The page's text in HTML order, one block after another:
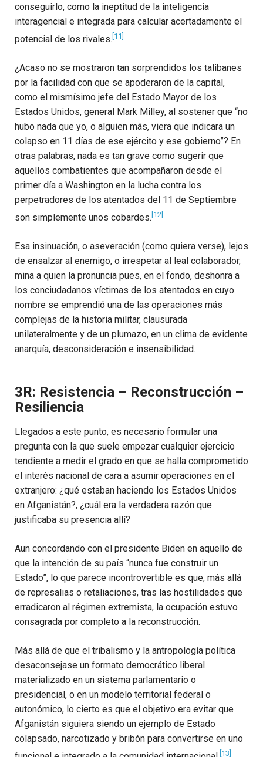
conseguirlo, como la ineptitud de la inteligencia
interagencial e integrada para calcular acertadamente el
potencial de los rivales. [11]
¿Acaso no se mostraron tan sorprendidos los talibanes
por la facilidad con que se apoderaron de la capital,
como el mismísimo jefe del Estado Mayor de los
Estados Unidos, general Mark Milley, al sostener que “no
hubo nada que yo, o alguien más, viera que indicara un
colapso en 11 días de ese ejército y ese gobierno”? En
otras palabras, nada es tan grave como sugerir que
aquellos combatientes que acompañaron desde el
primer día a Washington en la lucha contra los
perpetradores de los atentados del 11 de Septiembre
son simplemente unos cobardes. [12]
Esa insinuación, o aseveración (como quiera verse), lejos
de ensalzar al enemigo, o irrespetar al leal colaborador,
mina a quien la pronuncia pues, en el fondo, deshonra a
los conciudadanos víctimas de los atentados en cuyo
nombre se emprendió una de las operaciones más
complejas de la historia militar, clausurada
unilateralmente y de un plumazo, en un clima de evidente
anarquía, desconsideración e insensibilidad.
3R: Resistencia – Reconstrucción –
Resiliencia
Llegados a este punto, es necesario formular una
pregunta con la que suele empezar cualquier ejercicio
tendiente a medir el grado en que se halla comprometido
el interés nacional de cara a asumir operaciones en el
extranjero: ¿qué estaban haciendo los Estados Unidos
en Afganistán?, ¿cuál era la verdadera razón que
justificaba su presencia allí?
Aun concordando con el presidente Biden en aquello de
que la intención de su país “nunca fue construir un
Estado”, lo que parece incontrovertible es que, más allá
de represalias o retaliaciones, tras las hostilidades que
erradicaron al régimen extremista, la ocupación estuvo
consagrada por completo a la reconstrucción.
Más allá de que el tribalismo y la antropología política
desaconsejase un formato democrático liberal
materializado en un sistema parlamentario o
presidencial, o en un modelo territorial federal o
autonómico, lo cierto es que el objetivo era evitar que
Afganistán siguiera siendo un ejemplo de Estado
colapsado, narcotizado y bribón para convertirse en uno
[13]